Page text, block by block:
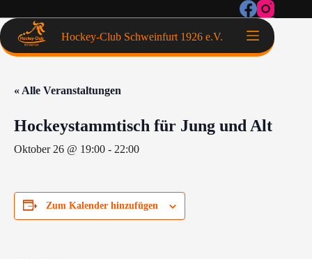
Hockey-Club Schweinfurt 1926 e.V.
« Alle Veranstaltungen
Hockeystammtisch für Jung und Alt
Oktober 26 @ 19:00 - 22:00
Zum Kalender hinzufügen